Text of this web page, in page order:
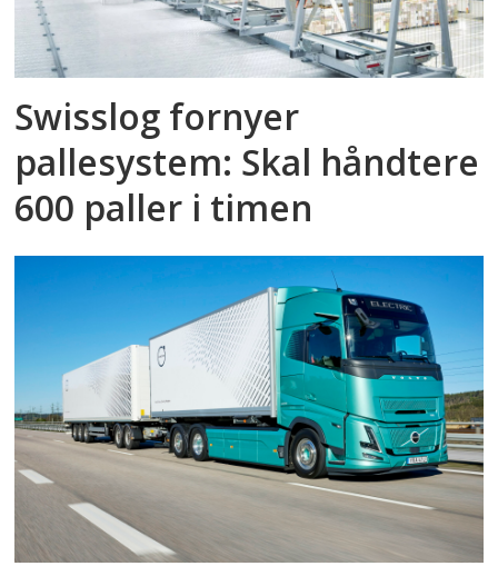
Swisslog fornyer
pallesystem: Skal håndtere
600 paller i timen